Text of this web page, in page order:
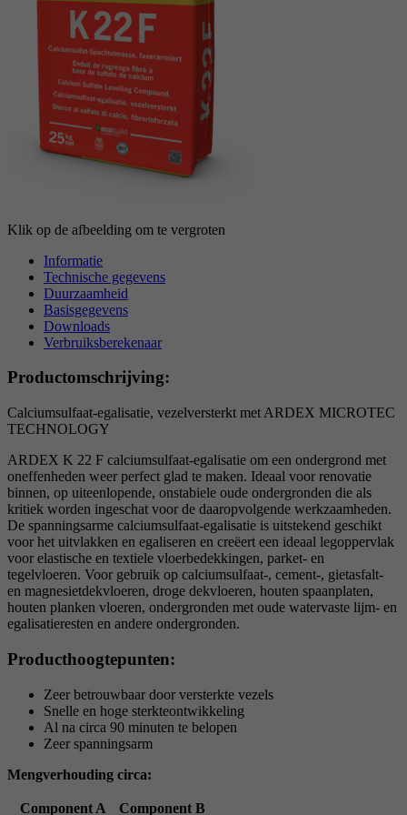
Klik op de afbeelding om te vergroten
Informatie
Technische gegevens
Duurzaamheid
Basisgegevens
Downloads
Verbruiksberekenaar
Productomschrijving:
Calciumsulfaat-egalisatie, vezelversterkt met ARDEX MICROTEC
TECHNOLOGY
ARDEX K 22 F calciumsulfaat-egalisatie om een ondergrond met
oneffenheden weer perfect glad te maken. Ideaal voor renovatie
binnen, op uiteenlopende, onstabiele oude ondergronden die als
kritiek worden ingeschat voor de daaropvolgende werkzaamheden.
De spanningsarme calciumsulfaat-egalisatie is uitstekend geschikt
voor het uitvlakken en egaliseren en creëert een ideaal legoppervlak
voor elastische en textiele vloerbedekkingen, parket- en
tegelvloeren. Voor gebruik op calciumsulfaat-, cement-, gietasfalt-
en magnesietdekvloeren, droge dekvloeren, houten spaanplaten,
houten planken vloeren, ondergronden met oude watervaste lijm- en
egalisatieresten en andere ondergronden.
Producthoogtepunten:
Zeer betrouwbaar door versterkte vezels
Snelle en hoge sterkteontwikkeling
Al na circa 90 minuten te belopen
Zeer spanningsarm
Mengverhouding circa:
Component A Component B
reCAPTCHA setzt ein notwendiges Cookie
(_GRECAPTCHA), wenn es zum Zweck der
Risikoanalyse ausgeführt wird.